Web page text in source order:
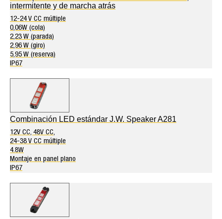
intermitente y de marcha atrás
12-24 V CC múltiple
0,06W (cola)
2,23 W (parada)
2,96 W (giro)
5,95 W (reserva)
IP67
Combinación LED estándar J.W. Speaker A281
12V CC, 48V CC,
24-38 V CC múltiple
4.8W
Montaje en panel plano
IP67